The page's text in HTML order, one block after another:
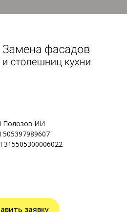
Полозов ИИ
заявку